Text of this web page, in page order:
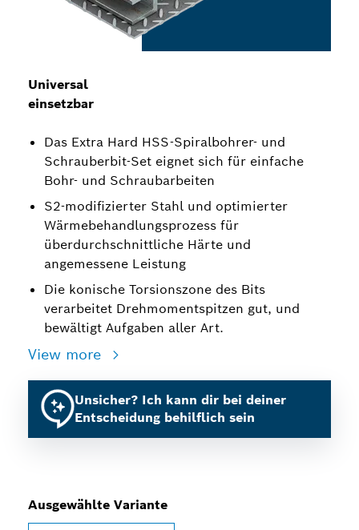
Universal
einsetzbar
Das Extra Hard HSS-Spiralbohrer- und
Schrauberbit-Set eignet sich für einfache
Bohr- und Schraubarbeiten
S2-modifizierter Stahl und optimierter
Wärmebehandlungsprozess für
überdurchschnittliche Härte und
angemessene Leistung
Die konische Torsionszone des Bits
verarbeitet Drehmomentspitzen gut, und
bewältigt Aufgaben aller Art.
View more
Unsicher? Ich kann dir bei deiner
Entscheidung behilflich sein
Ausgewählte Variante